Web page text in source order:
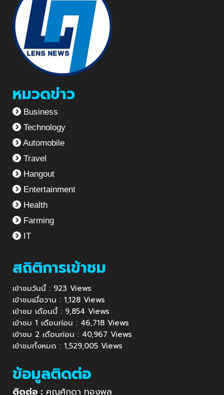
หมวดข่าว
Business
Technology
Automobile
Travel
Hangout
Entertainment
Health
Farming
IT
สถิติการเข้าชม
เข้าชมวันนี้ : 923 Views
เข้าชมเมื่อวาน : 1,128 Views
เข้าชม เดือนนี้ : 9,854 Views
เข้าชม 1 เดือนก่อน : 46,718 Views
เข้าชม 2 เดือนก่อน : 40,967 Views
เข้าชมทั้งหมด : 1,529,005 Views
ข้อมูลติดต่อ
ติดต่อ : คุณศักดา ทองพูล